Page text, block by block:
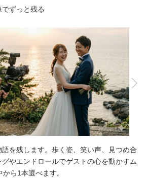
スタジオトップ
豊富なカラードレス
ずっと残る
を残します。歩く姿、笑い声、見つめ合
やエンドロールでゲストの心を動かすム
ら1本選べます。